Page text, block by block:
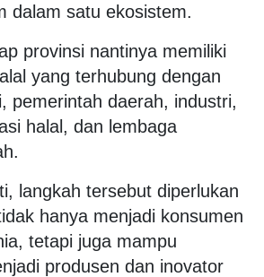
dalam satu ekosistem.
provinsi nantinya memiliki
yang terhubung dengan
pemerintah daerah, industri,
halal, dan lembaga
langkah tersebut diperlukan
hanya menjadi konsumen
tetapi juga mampu
produsen dan inovator